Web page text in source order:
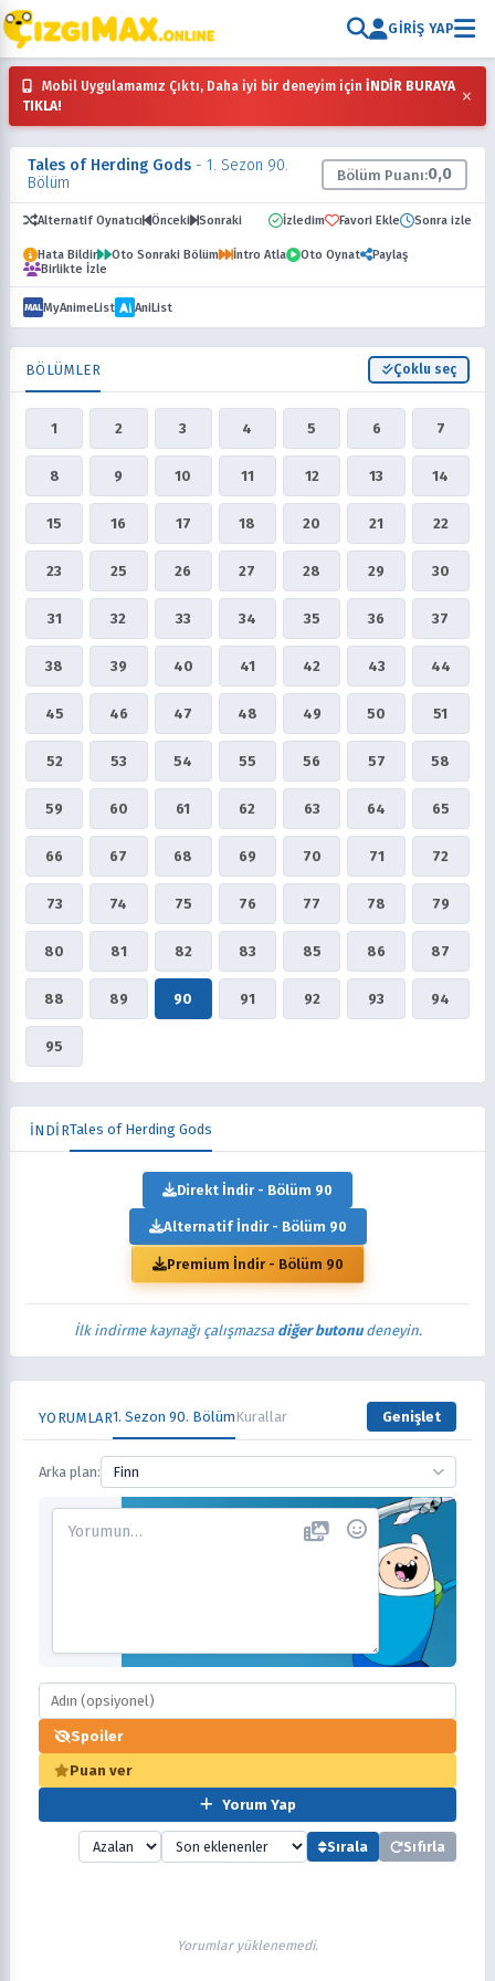
GIRIŞ YAP
Mobil Uygulamamız Çıktı, Daha iyi bir deneyim için İNDİR BURAYA
TIKLA!
×
Tales of Herding Gods - 1. Sezon 90.
Bölüm
Bölüm Puanı:0,0
Alternatif Oynatıcı Önceki Sonraki İzledim Favori Ekle Sonra izle
Hata Bildir Oto Sonraki Bölüm İntro Atla Oto Oynat
Paylaş
Birlikte İzle
MALMyAnimeList AniList
BÖLÜMLER Çoklu seç
1 2 3 4 5 6 7
8 9 10 11 12 13 14
15 16 17 18 20 21 22
23 25 26 27 28 29 30
31 32 33 34 35 36 37
38 39 40 41 42 43 44
45 46 47 48 49 50 51
52 53 54 55 56 57 58
59 60 61 62 63 64 65
66 67 68 69 70 71 72
73 74 75 76 77 78 79
80 81 82 83 85 86 87
88 89 90 91 92 93 94
95
İNDİRTales of Herding Gods
Direkt İndir - Bölüm 90
Alternatif İndir - Bölüm 90
Premium İndir - Bölüm 90
İlk indirme kaynağı çalışmazsa diğer butonudeneyin.
YORUMLAR1. Sezon 90. BölümKurallar Genişlet
Arka plan: Finn
Spoiler
Puan ver
Yorum Yap
Sırala Sıfırla
Yorumlar yüklenemedi.